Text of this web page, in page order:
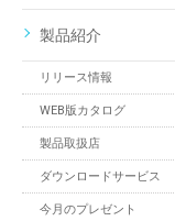
製品紹介
リリース情報
WEB版カタログ
製品取扱店
ダウンロードサービス
今月のプレゼント